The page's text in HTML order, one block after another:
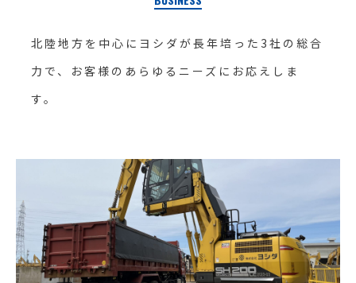
北陸地方を中心にヨシダが長年培った3社の総合
力で、お客様のあらゆるニーズにお応えしま
す。